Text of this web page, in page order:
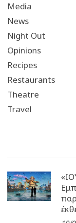
Media
News
Night Out
Opinions
Recipes
Restaurants
Theatre
Travel